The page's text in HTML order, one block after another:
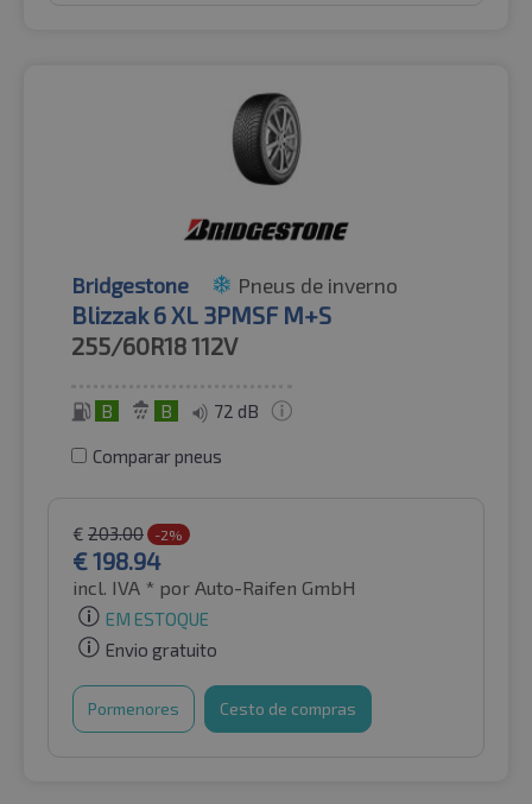
Bridgestone Pneus de inverno
Blizzak 6 XL 3PMSF M+S
255/60R18112V
B B 72 dB
Comparar pneus
€ 203.00 -2%
€198.94
incl. IVA * por Auto-Raifen GmbH
EM ESTOQUE
Envio gratuito
Pormenores Cesto de compras